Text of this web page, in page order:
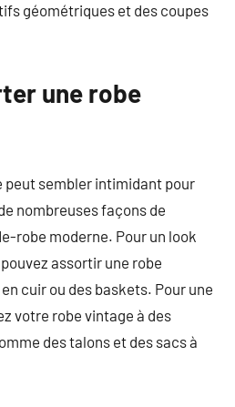
géométriques et des coupes
une robe
peut sembler intimidant pour
nombreuses façons de
robe moderne. Pour un look
assortir une robe
cuir ou des baskets. Pour une
votre robe vintage à des
des talons et des sacs à